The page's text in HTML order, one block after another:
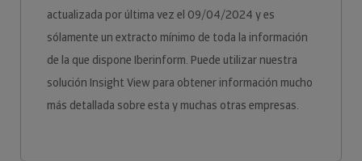
actualizada por última vez el 09/04/2024 y es
sólamente un extracto mínimo de toda la información
de la que dispone Iberinform. Puede utilizar nuestra
solución Insight View para obtener información mucho
más detallada sobre esta y muchas otras empresas.